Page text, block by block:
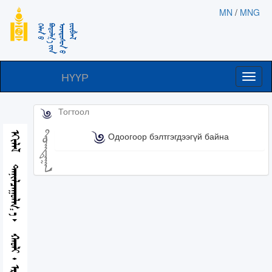
MN / MNG
НҮҮР
ᠡᠬᠢᠯᠡᠯ
ᠲᠠᠨᠢᠯᠴᠠᠭᠤᠯᠭ᠎ᠠ
Тогтоол
ᠲᠣᠭᠲᠠᠭᠠᠯ Одоогоор бэлтгэгдээгүй байна